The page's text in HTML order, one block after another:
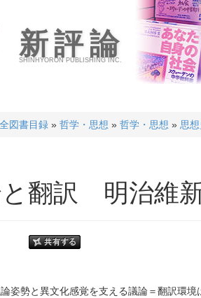
新評論
SHINHYORON PUBLISHING INC.
全図書目録 » 哲学・思想 » 哲学・思想 » 思想
翻訳 明治維
姿勢と異文化感覚を支える議論＝翻訳環